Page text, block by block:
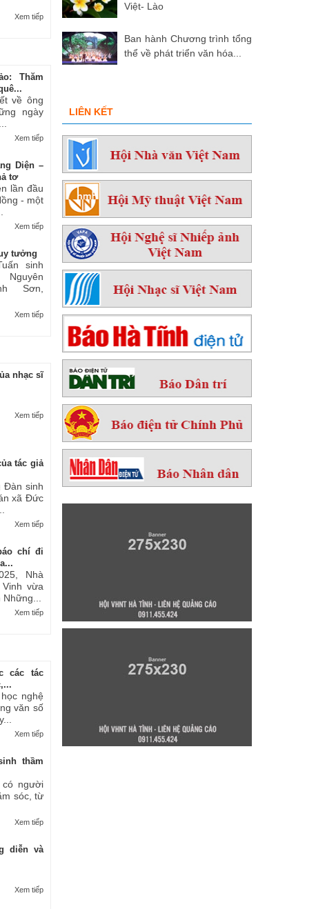
Xem tiếp
Thăm
về ông
ngày
Xem tiếp
Diện –
tơ
lần đầu
- một
Xem tiếp
tưởng
sinh
Nguyên
Sơn,
Xem tiếp
nhạc sĩ
Xem tiếp
tác giả
Đàn sinh
xã Đức
Xem tiếp
chí đi
Nhà
vừa
Xem tiếp
các tác
nghệ
văn số
Xem tiếp
thầm
người
sóc, từ
Xem tiếp
diễn và
Xem tiếp
Việt- Lào
Ban hành Chương trình tổng
thể về phát triển văn hóa...
LIÊN KẾT